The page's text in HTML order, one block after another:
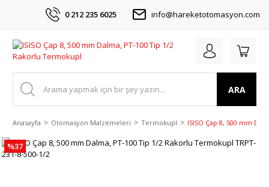
0 212 235 6025 info@hareketotomasyon.com
ARA
Anasayfa Otomasyon Malzemeleri Termokupl ISISO Çap 8, 500 mm
%37